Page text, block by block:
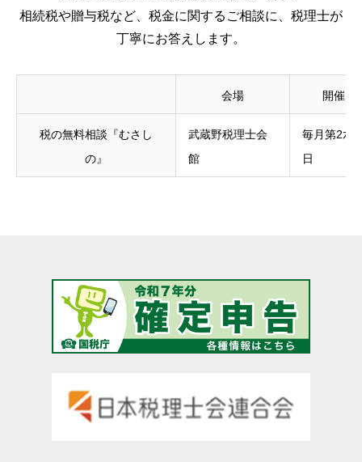
相続税や贈与税など、税金に関するご相談に、税理士が
丁寧にお答えします。
会場 開催日
税の無料相談『むさし
の』
武蔵野税理士会
館
毎月第2水
日